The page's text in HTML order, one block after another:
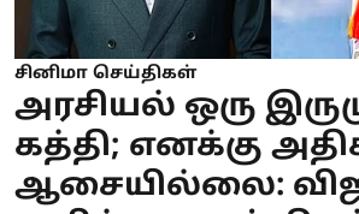
சினிமா செய்திகள்
அரசியல் ஒரு
கத்தி; எனக்கு
ஆசையில்லை: